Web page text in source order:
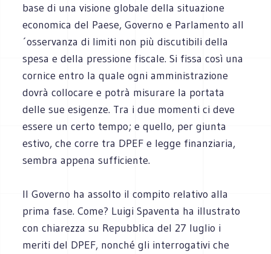
base di una visione globale della situazione
economica del Paese, Governo e Parlamento all
´osservanza di limiti non più discutibili della
spesa e della pressione fiscale. Si fissa così una
cornice entro la quale ogni amministrazione
dovrà collocare e potrà misurare la portata
delle sue esigenze. Tra i due momenti ci deve
essere un certo tempo; e quello, per giunta
estivo, che corre tra DPEF e legge finanziaria,
sembra appena sufficiente.
Il Governo ha assolto il compito relativo alla
prima fase. Come? Luigi Spaventa ha illustrato
con chiarezza su Repubblica del 27 luglio i
meriti del DPEF, nonché gli interrogativi che